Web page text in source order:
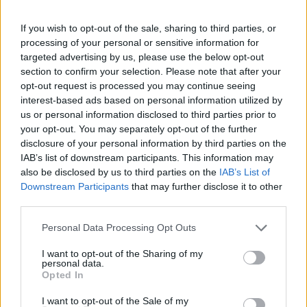
If you wish to opt-out of the sale, sharing to third parties, or
processing of your personal or sensitive information for
targeted advertising by us, please use the below opt-out
section to confirm your selection. Please note that after your
opt-out request is processed you may continue seeing
interest-based ads based on personal information utilized by
us or personal information disclosed to third parties prior to
your opt-out. You may separately opt-out of the further
disclosure of your personal information by third parties on the
IAB’s list of downstream participants. This information may
also be disclosed by us to third parties on the IAB’s List of
Downstream Participants that may further disclose it to other
Personal Data Processing Opt Outs
I want to opt-out of the Sharing of my
personal data.
Opted In
I want to opt-out of the Sale of my
Les compléments alimentaires : amis ou ennemis du
végétarien ? La réponse est nuancée. Ils peuvent être
d’excellents partenaires pour combler les lacunes
nutritionnelles, mais il est crucial de les utiliser
judicieusement. Alors, végétariens du monde, soyez
curieux, informez-vous et faites les choix qui
conviennent le mieux à votre mode de vie et à votre
corps !
SANTÉ